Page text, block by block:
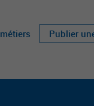
Publier